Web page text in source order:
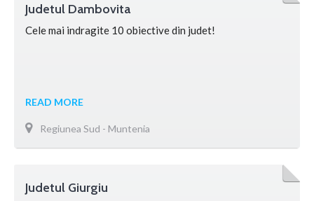
Judetul Dambovita
Cele mai indragite 10 obiective din judet!
READ MORE
Regiunea Sud - Muntenia
Judetul Giurgiu